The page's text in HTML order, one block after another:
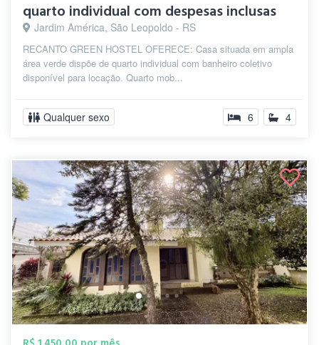
quarto individual com despesas inclusas
Jardim América, São Leopoldo - RS
RECANTO GREEN HOSTEL OFERECE: Casa situada em ampla
área verde dispõe de quarto individual com banheiro coletivo
disponível para locação. Quarto mob...
Qualquer sexo 6 4